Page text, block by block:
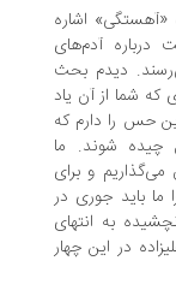
اشاره
آدم‌های
دیدم بحث
از آن یاد
دارم که
شوند. ما
و برای
جوری در
انتهای
این چهار